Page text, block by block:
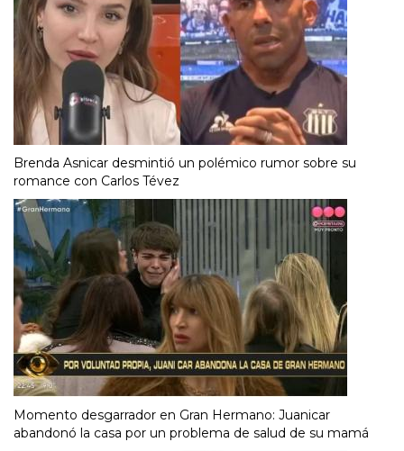
Brenda Asnicar desmintió un polémico rumor sobre su
romance con Carlos Tévez
Momento desgarrador en Gran Hermano: Juanicar
abandonó la casa por un problema de salud de su mamá